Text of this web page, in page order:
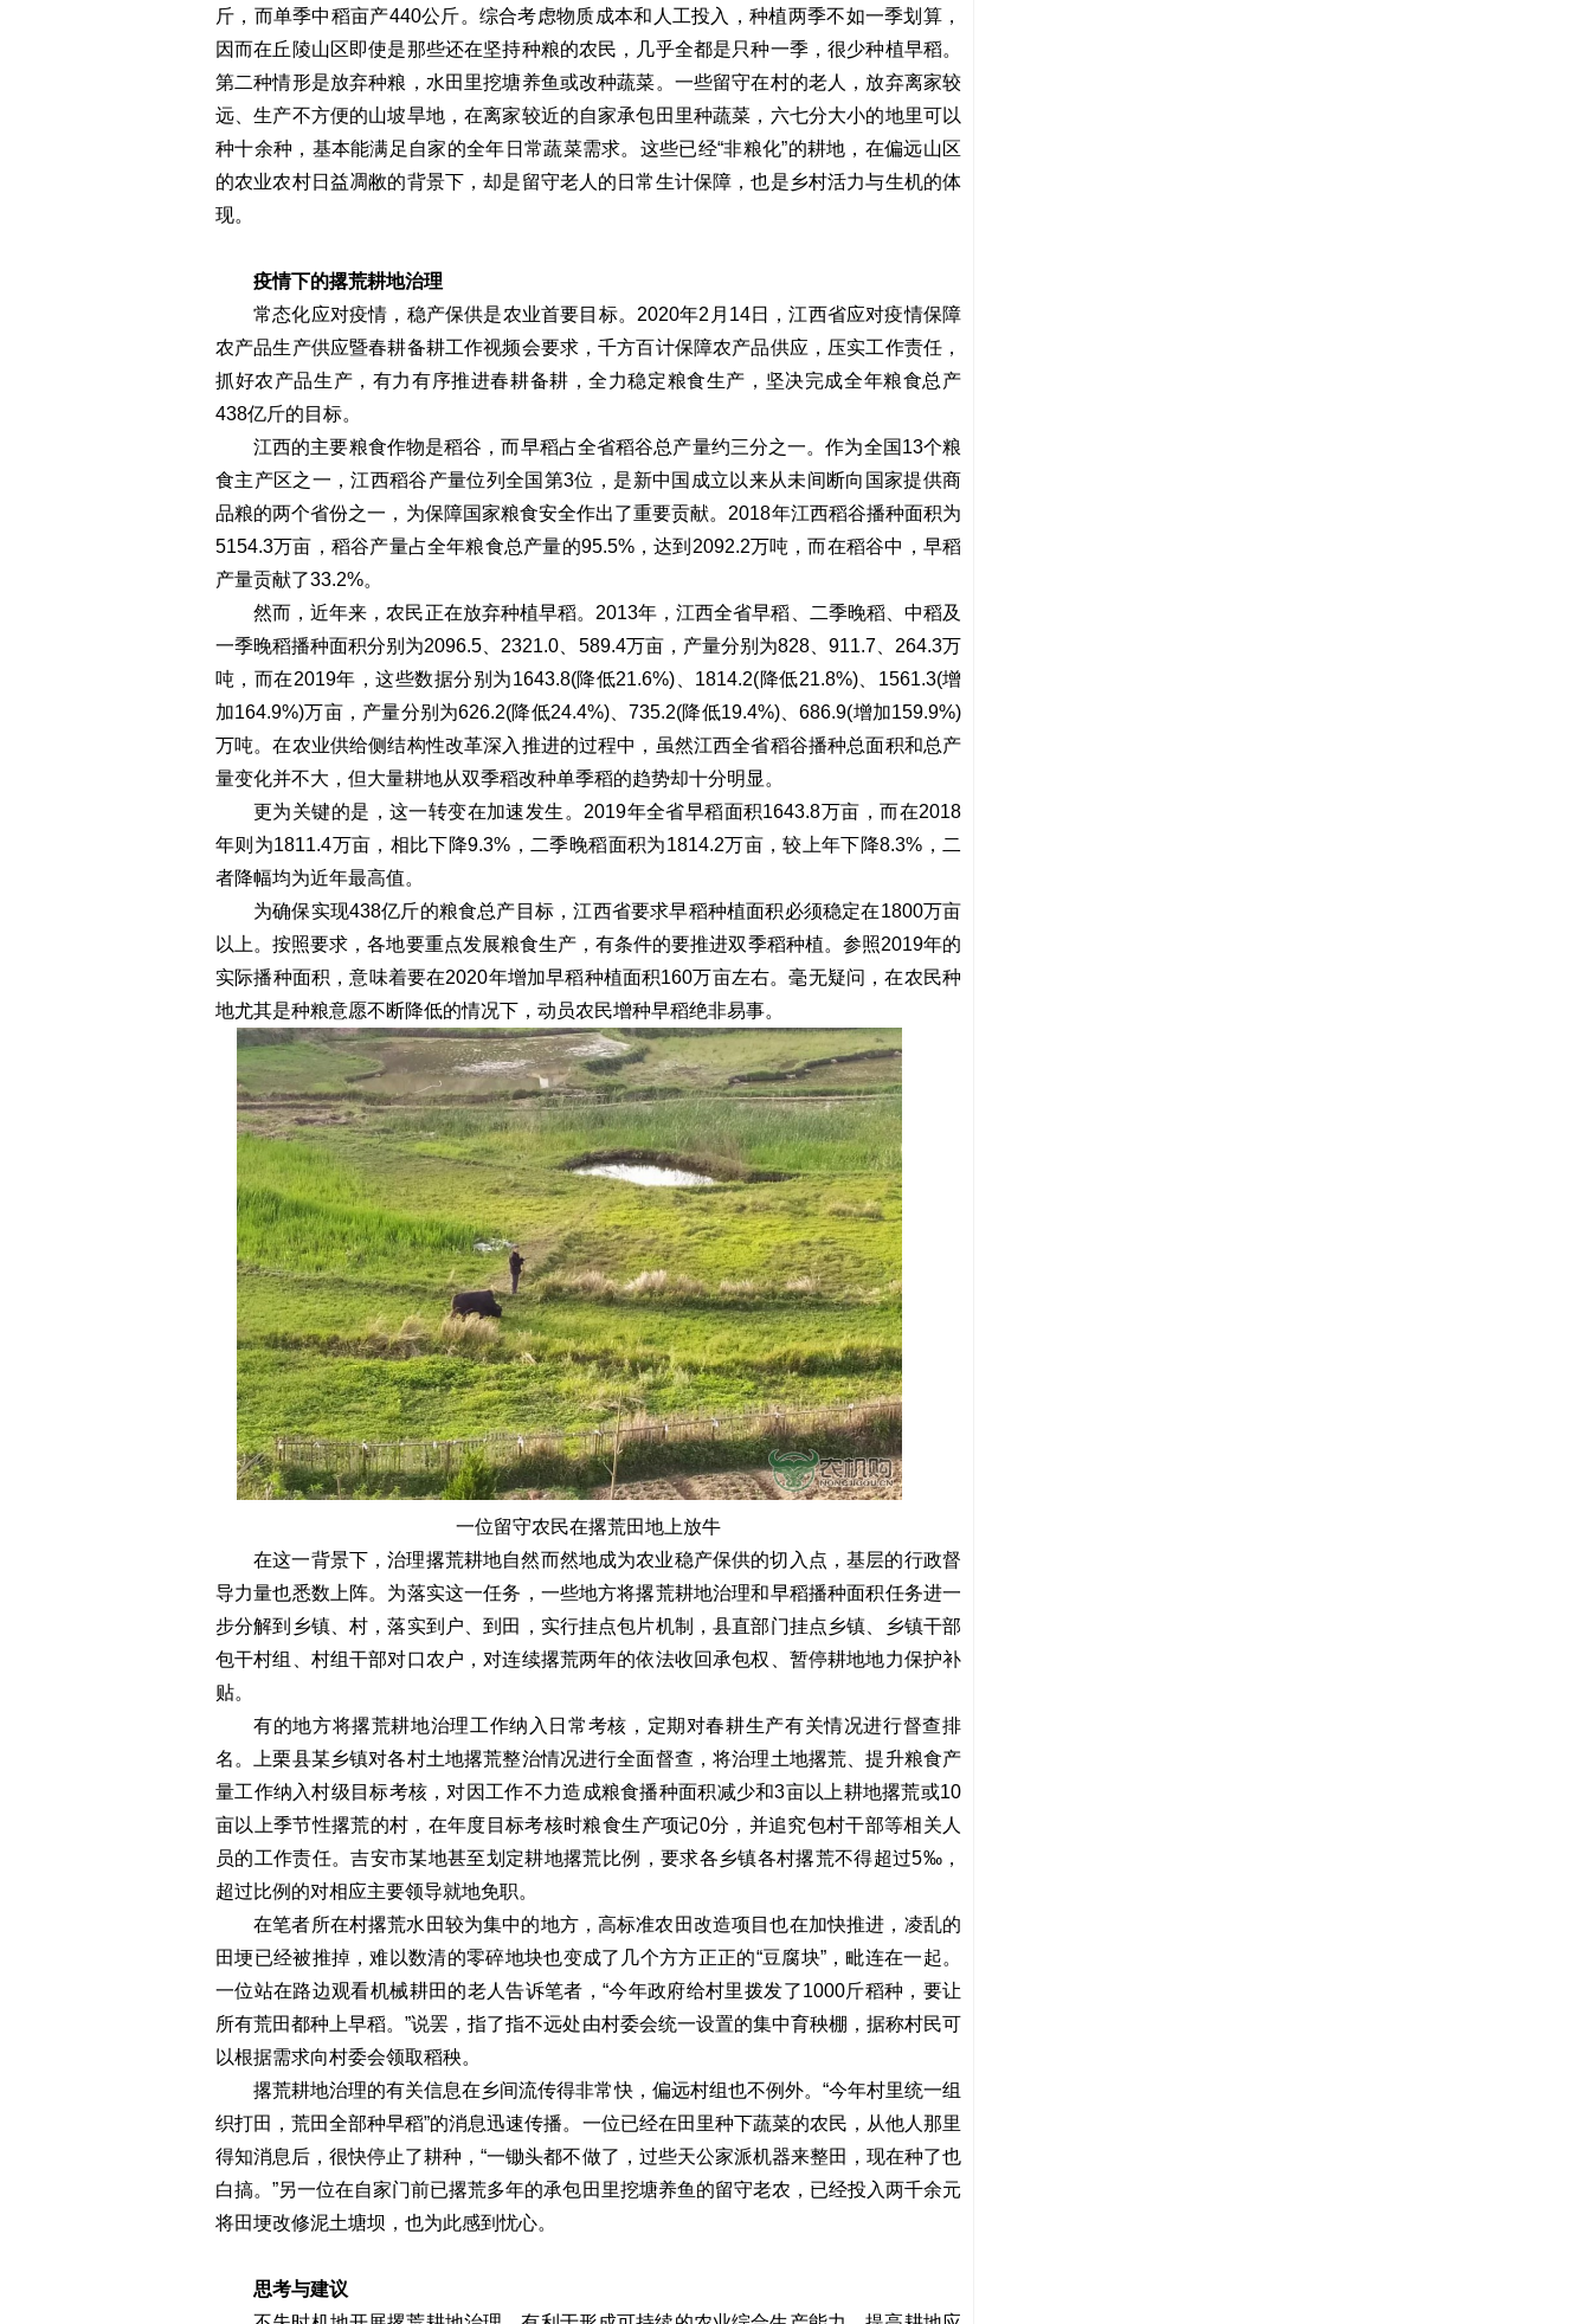
斤，而单季中稻亩产440公斤。综合考虑物质成本和人工投入，种植两季不如一季划算，
因而在丘陵山区即使是那些还在坚持种粮的农民，几乎全都是只种一季，很少种植早稻。
第二种情形是放弃种粮，水田里挖塘养鱼或改种蔬菜。一些留守在村的老人，放弃离家较
远、生产不方便的山坡旱地，在离家较近的自家承包田里种蔬菜，六七分大小的地里可以
种十余种，基本能满足自家的全年日常蔬菜需求。这些已经“非粮化”的耕地，在偏远山区
的农业农村日益凋敝的背景下，却是留守老人的日常生计保障，也是乡村活力与生机的体
现。
疫情下的撂荒耕地治理
常态化应对疫情，稳产保供是农业首要目标。2020年2月14日，江西省应对疫情保障
农产品生产供应暨春耕备耕工作视频会要求，千方百计保障农产品供应，压实工作责任，
抓好农产品生产，有力有序推进春耕备耕，全力稳定粮食生产，坚决完成全年粮食总产
438亿斤的目标。
江西的主要粮食作物是稻谷，而早稻占全省稻谷总产量约三分之一。作为全国13个粮
食主产区之一，江西稻谷产量位列全国第3位，是新中国成立以来从未间断向国家提供商
品粮的两个省份之一，为保障国家粮食安全作出了重要贡献。2018年江西稻谷播种面积为
5154.3万亩，稻谷产量占全年粮食总产量的95.5%，达到2092.2万吨，而在稻谷中，早稻
产量贡献了33.2%。
然而，近年来，农民正在放弃种植早稻。2013年，江西全省早稻、二季晚稻、中稻及
一季晚稻播种面积分别为2096.5、2321.0、589.4万亩，产量分别为828、911.7、264.3万
吨，而在2019年，这些数据分别为1643.8(降低21.6%)、1814.2(降低21.8%)、1561.3(增
加164.9%)万亩，产量分别为626.2(降低24.4%)、735.2(降低19.4%)、686.9(增加159.9%)
万吨。在农业供给侧结构性改革深入推进的过程中，虽然江西全省稻谷播种总面积和总产
量变化并不大，但大量耕地从双季稻改种单季稻的趋势却十分明显。
更为关键的是，这一转变在加速发生。2019年全省早稻面积1643.8万亩，而在2018
年则为1811.4万亩，相比下降9.3%，二季晚稻面积为1814.2万亩，较上年下降8.3%，二
者降幅均为近年最高值。
为确保实现438亿斤的粮食总产目标，江西省要求早稻种植面积必须稳定在1800万亩
以上。按照要求，各地要重点发展粮食生产，有条件的要推进双季稻种植。参照2019年的
实际播种面积，意味着要在2020年增加早稻种植面积160万亩左右。毫无疑问，在农民种
地尤其是种粮意愿不断降低的情况下，动员农民增种早稻绝非易事。
一位留守农民在撂荒田地上放牛
在这一背景下，治理撂荒耕地自然而然地成为农业稳产保供的切入点，基层的行政督
导力量也悉数上阵。为落实这一任务，一些地方将撂荒耕地治理和早稻播种面积任务进一
步分解到乡镇、村，落实到户、到田，实行挂点包片机制，县直部门挂点乡镇、乡镇干部
包干村组、村组干部对口农户，对连续撂荒两年的依法收回承包权、暂停耕地地力保护补
贴。
有的地方将撂荒耕地治理工作纳入日常考核，定期对春耕生产有关情况进行督查排
名。上栗县某乡镇对各村土地撂荒整治情况进行全面督查，将治理土地撂荒、提升粮食产
量工作纳入村级目标考核，对因工作不力造成粮食播种面积减少和3亩以上耕地撂荒或10
亩以上季节性撂荒的村，在年度目标考核时粮食生产项记0分，并追究包村干部等相关人
员的工作责任。吉安市某地甚至划定耕地撂荒比例，要求各乡镇各村撂荒不得超过5‰，
超过比例的对相应主要领导就地免职。
在笔者所在村撂荒水田较为集中的地方，高标准农田改造项目也在加快推进，凌乱的
田埂已经被推掉，难以数清的零碎地块也变成了几个方方正正的“豆腐块”，毗连在一起。
一位站在路边观看机械耕田的老人告诉笔者，“今年政府给村里拨发了1000斤稻种，要让
所有荒田都种上早稻。”说罢，指了指不远处由村委会统一设置的集中育秧棚，据称村民可
以根据需求向村委会领取稻秧。
撂荒耕地治理的有关信息在乡间流传得非常快，偏远村组也不例外。“今年村里统一组
织打田，荒田全部种早稻”的消息迅速传播。一位已经在田里种下蔬菜的农民，从他人那里
得知消息后，很快停止了耕种，“一锄头都不做了，过些天公家派机器来整田，现在种了也
白搞。”另一位在自家门前已撂荒多年的承包田里挖塘养鱼的留守老农，已经投入两千余元
将田埂改修泥土塘坝，也为此感到忧心。
思考与建议